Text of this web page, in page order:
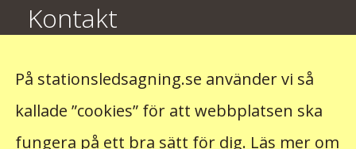
På stationsledsagning.se använder vi så
kallade ”cookies” för att webbplatsen ska
fungera på ett bra sätt för dig. Läs mer om
Kontakt
Har du några synpunkter på
stationsledsagning@trafikverket.se